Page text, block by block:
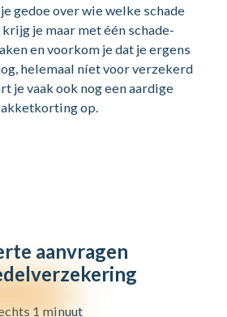
gedoe over wie welke schade
je maar met één schade-
en voorkom je dat je ergens
helemaal níet voor verzekerd
je vaak ook nog een aardige
op.
aanvragen
1 minuut